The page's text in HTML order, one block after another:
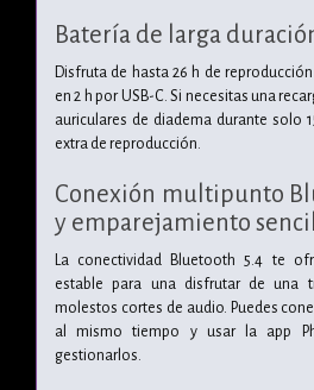
Batería de larga
Disfruta de hasta 26 h de
en 2 h por USB-C. Si necesitas una
auriculares de diadema durante solo
extra de reproducción.
Conexión multipunto
y emparejamiento
La conectividad Bluetooth 5.4 te
estable para una disfrutar de una
molestos cortes de audio. Puedes
al mismo tiempo y usar la app
gestionarlos.